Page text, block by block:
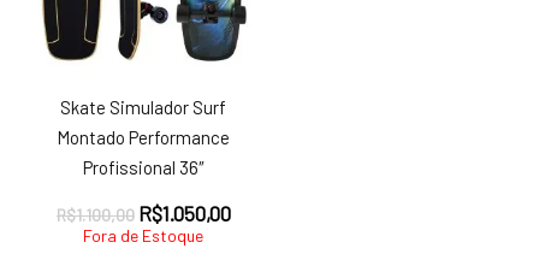
Skate Simulador Surf
Montado Performance
Profissional 36″
R$1.100,00 O
preço
R$1.050,00O
Fora de Estoque